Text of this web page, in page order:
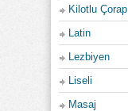
Kilotlu Çorap
Latin
Lezbiyen
Liseli
Masaj